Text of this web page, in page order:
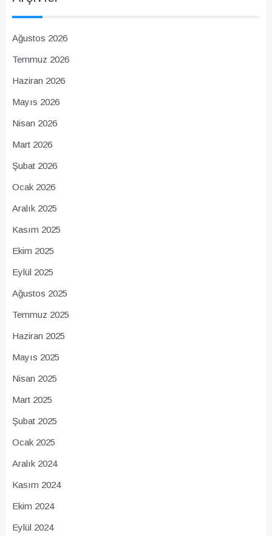
Ağustos 2026
Temmuz 2026
Haziran 2026
Mayıs 2026
Nisan 2026
Mart 2026
Şubat 2026
Ocak 2026
Aralık 2025
Kasım 2025
Ekim 2025
Eylül 2025
Ağustos 2025
Temmuz 2025
Haziran 2025
Mayıs 2025
Nisan 2025
Mart 2025
Şubat 2025
Ocak 2025
Aralık 2024
Kasım 2024
Ekim 2024
Eylül 2024